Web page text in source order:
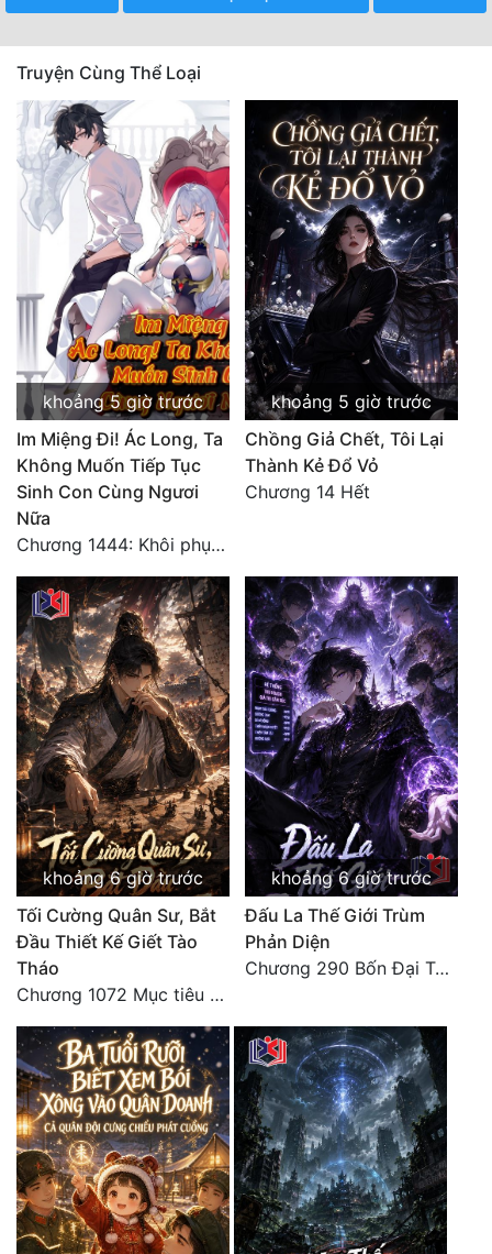
Truyện Cùng Thể Loại
khoảng 5 giờ trước
Im Miệng Đi! Ác Long, Ta
Không Muốn Tiếp Tục
Sinh Con Cùng Ngươi
Nữa
Chương 1444: Khôi phục quỹ đạo
khoảng 5 giờ trước
Chồng Giả Chết, Tôi Lại
Thành Kẻ Đổ Vỏ
Chương 14 Hết
khoảng 6 giờ trước
Tối Cường Quân Sư, Bắt
Đầu Thiết Kế Giết Tào
Tháo
Chương 1072 Mục tiêu của chúng ta là biển sao trời (2/2)
khoảng 6 giờ trước
Đấu La Thế Giới Trùm
Phản Diện
Chương 290 Bốn Đại Tông Môn Đơn Thuộc Tính Vô Cùng Thê Lương